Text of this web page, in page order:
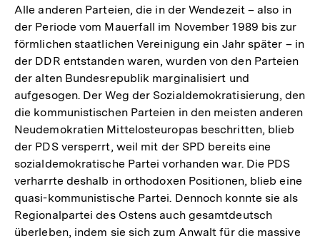
Alle anderen Parteien, die in der Wendezeit – also in
der Periode vom Mauerfall im November 1989 bis zur
förmlichen staatlichen Vereinigung ein Jahr später – in
der DDR entstanden waren, wurden von den Parteien
der alten Bundesrepublik marginalisiert und
aufgesogen. Der Weg der Sozialdemokratisierung, den
die kommunistischen Parteien in den meisten anderen
Neudemokratien Mittelosteuropas beschritten, blieb
der PDS versperrt, weil mit der SPD bereits eine
sozialdemokratische Partei vorhanden war. Die PDS
verharrte deshalb in orthodoxen Positionen, blieb eine
quasi-kommunistische Partei. Dennoch konnte sie als
Regionalpartei des Ostens auch gesamtdeutsch
überleben, indem sie sich zum Anwalt für die massive